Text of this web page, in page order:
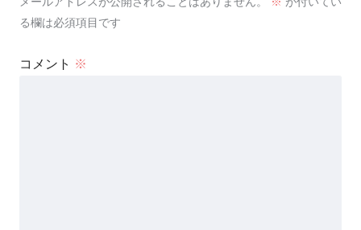
る欄は必須項目です
コメント ※